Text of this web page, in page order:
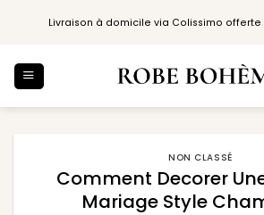
Livraison à domicile via Colissimo
NON CLASSÉ
Comment Decorer
Mariage Style